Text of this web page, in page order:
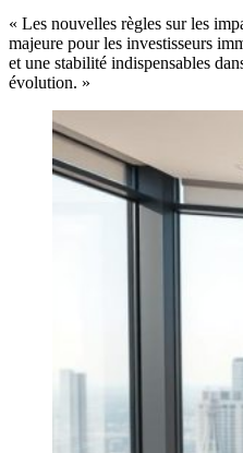
« Les nouvelles règles sur les
majeure pour les investisseurs
et une stabilité indispensables
évolution. »